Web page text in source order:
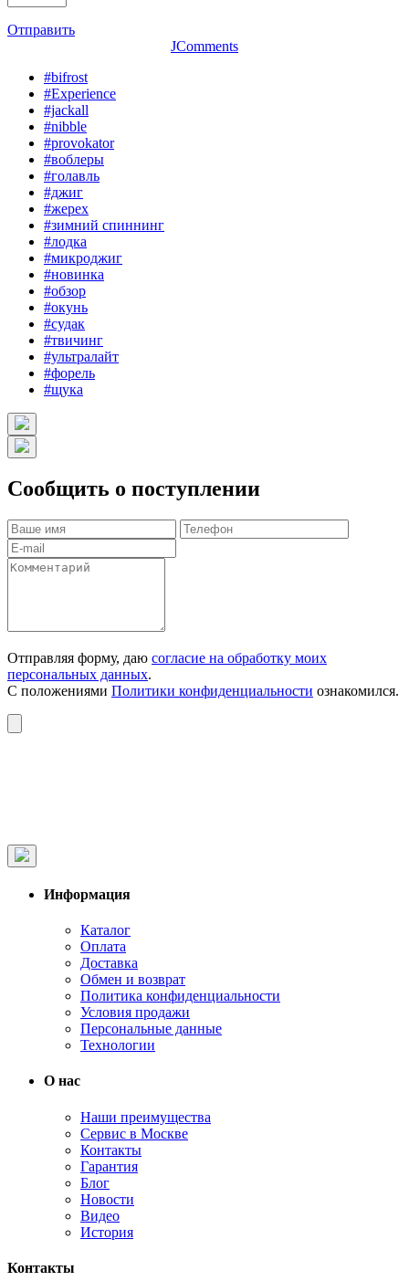
Отправить
JComments
#bifrost
#Experience
#jackall
#nibble
#provokator
#воблеры
#голавль
#джиг
#жерех
#зимний спиннинг
#лодка
#микроджиг
#новинка
#обзор
#окунь
#судак
#твичинг
#ультралайт
#форель
#щука
Сообщить о поступлении
Отправляя форму, даю согласие на обработку моих
персональных данных.
С положениями Политики конфиденциальности ознакомился.
Информация
Каталог
Оплата
Доставка
Обмен и возврат
Политика конфиденциальности
Условия продажи
Персональные данные
Технологии
О нас
Наши преимущества
Сервис в Москве
Контакты
Гарантия
Блог
Новости
Видео
История
Контакты